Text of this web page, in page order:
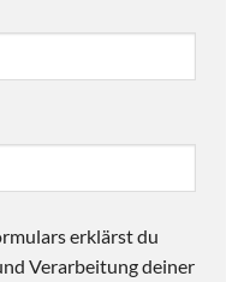
erklärst du
Verarbeitung deiner